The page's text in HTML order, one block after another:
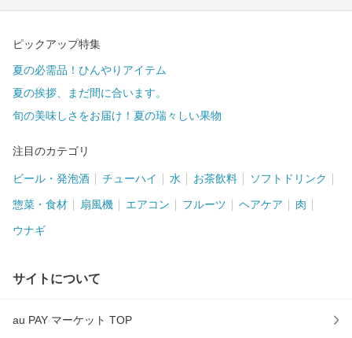
ピックアップ特集
夏の必需品！ひんやりアイテム
夏の挨拶、まだ間に合います。
旬の美味しさをお届け！夏の瑞々しい果物
注目のカテゴリ
ビール・発泡酒 チューハイ 水 お茶飲料 ソフトドリンク
惣菜・食材 扇風機 エアコン フルーツ ヘアケア 肉
ウナギ
サイトについて
au PAY マーケット TOP